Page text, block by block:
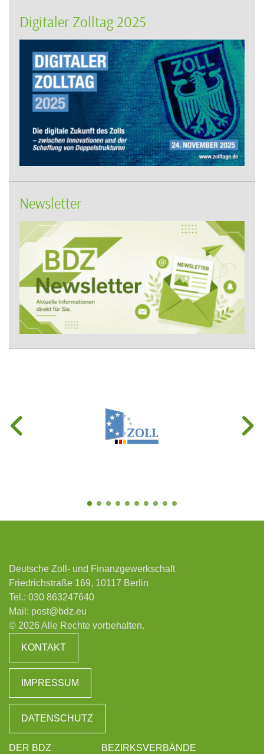
Digitaler Zolltag 2025
Newsletter
Deutsche Zoll- und Finanzgewerkschaft
Friedrichstraße 169, 10117 Berlin
Tel.: 030 863247640
Mail: post@bdz.eu
© 2026 Alle Rechte vorbehalten.
KONTAKT
IMPRESSUM
DATENSCHUTZ
DER BDZ BEZIRKSVERBÄNDE